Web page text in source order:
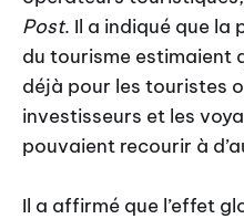
Post. Il a indiqué que la
du tourisme estimaient
déjà pour les touristes
investisseurs et les
pouvaient recourir à
Il a affirmé que l’effet